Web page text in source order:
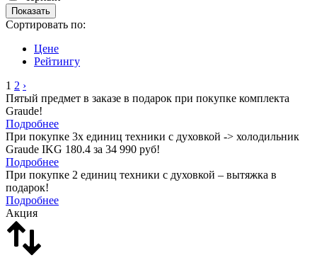
Сортировать по:
Цене
Рейтингу
1 2 ›
Пятый предмет в заказе в подарок при покупке комплекта
Graude!
Подробнее
При покупке 3х единиц техники с духовкой -> холодильник
Graude IKG 180.4 за 34 990 руб!
Подробнее
При покупке 2 единиц техники с духовкой – вытяжка в
подарок!
Подробнее
Акция